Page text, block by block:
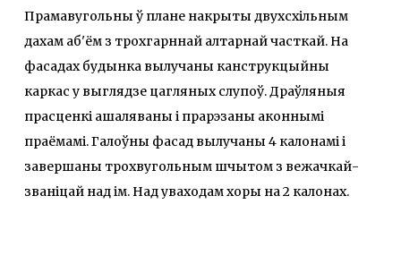
Прамавугольны ў плане накрыты двухсхільным
дахам аб'ём з трохгарннай алтарнай часткай. На
фасадах будынка вылучаны канструкцыйны
каркас у выглядзе цагляных слупоў. Драўляныя
прасценкі ашаляваны і прарэзаны аконнымі
праёмамі. Галоўны фасад вылучаны 4 калонамі і
завершаны трохвугольным шчытом з вежачкай-
званіцай над ім. Над уваходам хоры на 2 калонах.